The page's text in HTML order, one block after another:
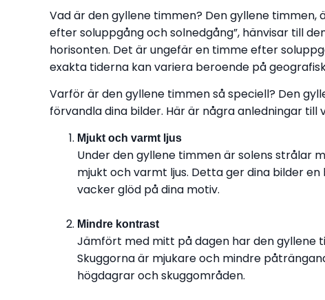
Vad är den gyllene timmen? Den gyllene timmen,
efter soluppgång och solnedgång”, hänvisar till
horisonten. Det är ungefär en timme efter
exakta tiderna kan variera beroende på
Varför är den gyllene timmen så speciell? Den
förvandla dina bilder. Här är några anledningar till
Mjukt och varmt ljus
Under den gyllene timmen är solens strålar
mjukt och varmt ljus. Detta ger dina bilder
vacker glöd på dina motiv.
Mindre kontrast
Jämfört med mitt på dagen har den gyllene
Skuggorna är mjukare och mindre
högdagrar och skuggområden.